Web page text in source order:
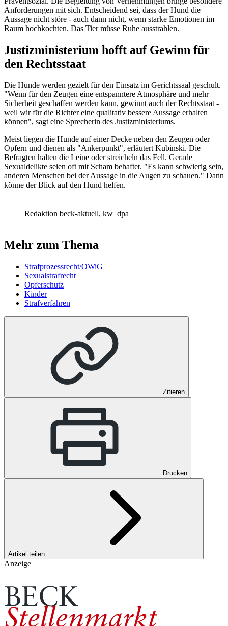
Anforderungen mit sich. Entscheidend sei, dass der Hund die
Aussage nicht störe - auch dann nicht, wenn starke Emotionen im
Raum hochkochten. Das Tier müsse Ruhe ausstrahlen.
Justizministerium hofft auf Gewinn für
den Rechtsstaat
Die Hunde werden gezielt für den Einsatz im Gerichtssaal geschult.
"Wenn für den Zeugen eine entspanntere Atmosphäre und mehr
Sicherheit geschaffen werden kann, gewinnt auch der Rechtsstaat -
weil wir für die Richter eine qualitativ bessere Aussage erhalten
können", sagt eine Sprecherin des Justizministeriums.
Meist liegen die Hunde auf einer Decke neben den Zeugen oder
Opfern und dienen als "Ankerpunkt", erläutert Kubinski. Die
Befragten halten die Leine oder streicheln das Fell. Gerade
Sexualdelikte seien oft mit Scham behaftet. "Es kann schwierig sein,
anderen Menschen bei der Aussage in die Augen zu schauen." Dann
könne der Blick auf den Hund helfen.
Redaktion beck-aktuell, kw dpa
Mehr zum Thema
Strafprozessrecht/OWiG
Sexualstrafrecht
Opferschutz
Kinder
Strafverfahren
Zitieren
Drucken
Artikel teilen
Anzeige